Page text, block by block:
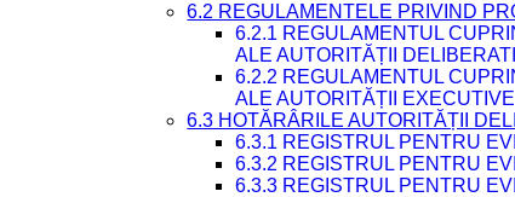
6.2 REGULAMENTELE PRIVIND
6.2.1 REGULAMENTUL
ALE AUTORITĂȚII
6.2.2 REGULAMENTUL
ALE AUTORITĂȚII EXECUTIVE
6.3 HOTĂRÂRILE AUTORITĂȚII
6.3.1 REGISTRUL PENTRU
6.3.2 REGISTRUL PENTRU
6.3.3 REGISTRUL PENTRU